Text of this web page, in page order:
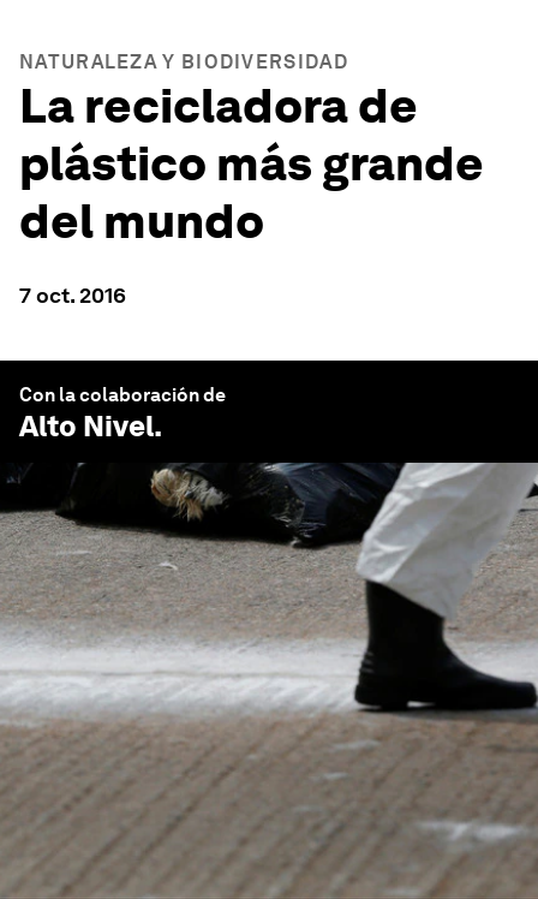
NATURALEZA Y BIODIVERSIDAD
La recicladora de
plástico más grande
del mundo
7 oct. 2016
Con la colaboración de
Alto Nivel.